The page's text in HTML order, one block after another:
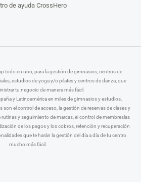
de ayuda CrossHero
todo en uno, para la gestión de gimnasios, centros de
estudios de yoga y/o pilates y centros de danza, que
tu negocio de manera más fácil.
y Latinoamérica en miles de gimnasios y estudios.
son el control de acceso, la gestión de reservas de clases y
y seguimiento de marcas, el control de membresías
de los pagos y los cobros, retención y recuperación
que te harán la gestión del día a día de tu centro
mucho más fácil.